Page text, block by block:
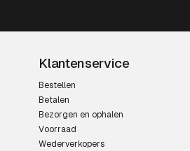
Klantenservice
Bestellen
Betalen
Bezorgen en ophalen
Voorraad
Wederverkopers